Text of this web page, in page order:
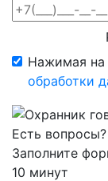
Нажимая на
обработки
Есть вопросы?
Заполните
10 минут